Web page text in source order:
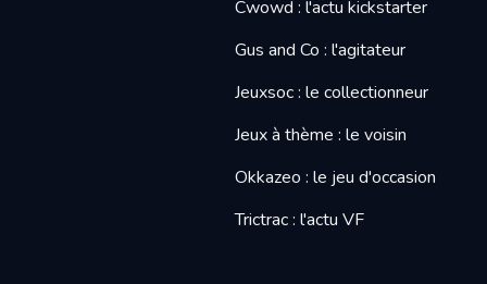
Cwowd : l'actu kickstarter
Gus and Co : l'agitateur
Jeuxsoc : le collectionneur
Jeux à thème : le voisin
Okkazeo : le jeu d'occasion
Trictrac : l'actu VF